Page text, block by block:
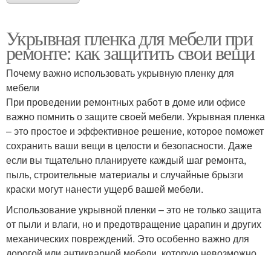
Укрывная пленка для мебели при
ремонте: как защитить свои вещи
Почему важно использовать укрывную пленку для
мебели
При проведении ремонтных работ в доме или офисе
важно помнить о защите своей мебели. Укрывная пленка
– это простое и эффективное решение, которое поможет
сохранить ваши вещи в целости и безопасности. Даже
если вы тщательно планируете каждый шаг ремонта,
пыль, строительные материалы и случайные брызги
краски могут нанести ущерб вашей мебели.
Использование укрывной пленки – это не только защита
от пыли и влаги, но и предотвращение царапин и других
механических повреждений. Это особенно важно для